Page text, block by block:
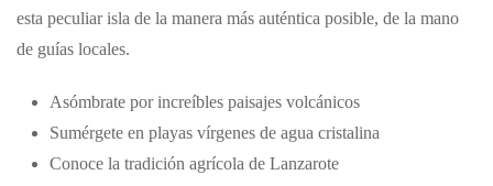
esta peculiar isla de la manera más auténtica posible, de la mano
de guías locales.
Asómbrate por increíbles paisajes volcánicos
Sumérgete en playas vírgenes de agua cristalina
Conoce la tradición agrícola de Lanzarote